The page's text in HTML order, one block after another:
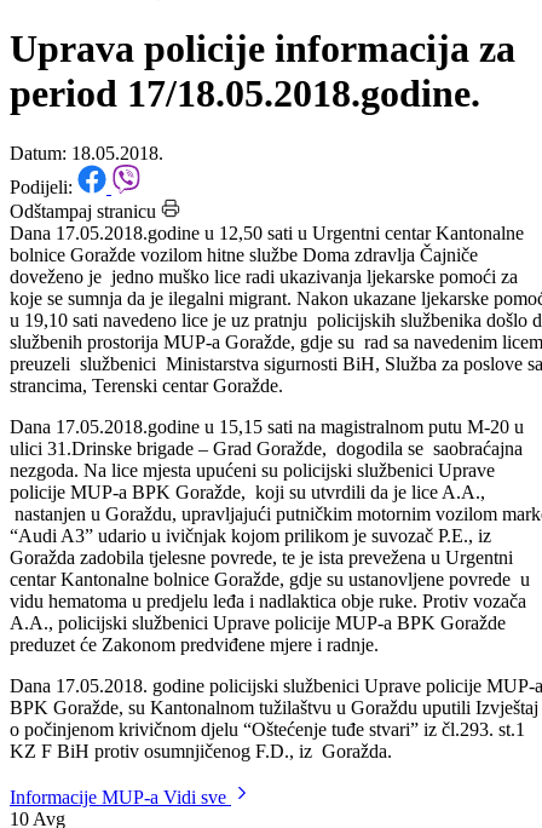
Početna/Informacije MUP-a
Uprava policije informacija za
period 17/18.05.2018.godine.
Datum: 18.05.2018.
Podijeli:
Odštampaj stranicu
Dana 17.05.2018.godine u 12,50 sati u Urgentni centar Kantonalne
bolnice Goražde vozilom hitne službe Doma zdravlja Čajniče
doveženo je jedno muško lice radi ukazivanja ljekarske pomoći za
koje se sumnja da je ilegalni migrant. Nakon ukazane ljekarske
u 19,10 sati navedeno lice je uz pratnju policijskih službenika došlo
preuzeli službenici Ministarstva sigurnosti BiH, Služba za poslove sa
strancima, Terenski centar Goražde.
Dana 17.05.2018.godine u 15,15 sati na magistralnom putu M-20 u
ulici 31.Drinske brigade – Grad Goražde, dogodila se saobraćajna
nezgoda. Na lice mjesta upućeni su policijski službenici Uprave
policije MUP-a BPK Goražde, koji su utvrdili da je lice A.A.,
nastanjen u Goraždu, upravljajući putničkim motornim vozilom
“Audi A3” udario u ivičnjak kojom prilikom je suvozač P.E., iz
Goražda zadobila tjelesne povrede, te je ista prevežena u Urgentni
centar Kantonalne bolnice Goražde, gdje su ustanovljene povrede u
A.A., policijski službenici Uprave policije MUP-a BPK Goražde
preduzet će Zakonom predviđene mjere i radnje.
Dana 17.05.2018. godine policijski službenici Uprave policije MUP-a
o počinjenom krivičnom djelu “Oštećenje tuđe stvari” iz čl.293. st.1
KZ F BiH protiv osumnjičenog F.D., iz Goražda.